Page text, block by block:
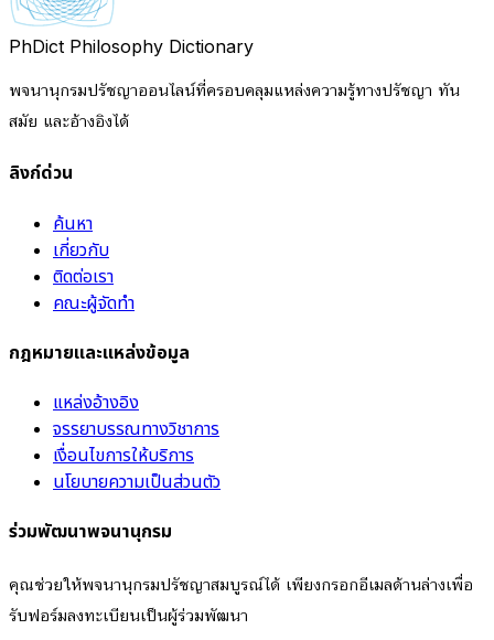
PhDict Philosophy Dictionary
พจนานุกรมปรัชญาออนไลน์ที่ครอบคลุมแหล่งความรู้ทางปรัชญา ทัน
สมัย และอ้างอิงได้
ลิงก์ด่วน
ค้นหา
เกี่ยวกับ
ติดต่อเรา
คณะผู้จัดทำ
กฎหมายและแหล่งข้อมูล
แหล่งอ้างอิง
จรรยาบรรณทางวิชาการ
เงื่อนไขการให้บริการ
นโยบายความเป็นส่วนตัว
ร่วมพัฒนาพจนานุกรม
คุณช่วยให้พจนานุกรมปรัชญาสมบูรณ์ได้ เพียงกรอกอีเมลด้านล่างเพื่อ
รับฟอร์มลงทะเบียนเป็นผู้ร่วมพัฒนา